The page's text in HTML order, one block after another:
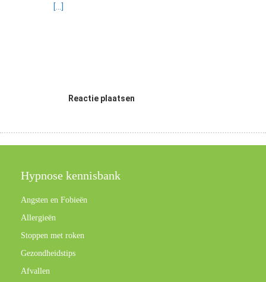
[...]
Reactie plaatsen
Hypnose kennisbank
Angsten en Fobieën
Allergieën
Stoppen met roken
Gezondheidstips
Afvallen